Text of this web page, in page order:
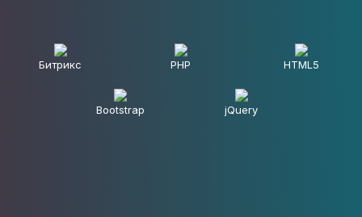
Битрикс PHP HTML5
Bootstrap jQuery